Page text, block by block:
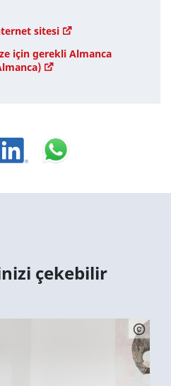
sitesi
için gerekli Almanca
çekebilir